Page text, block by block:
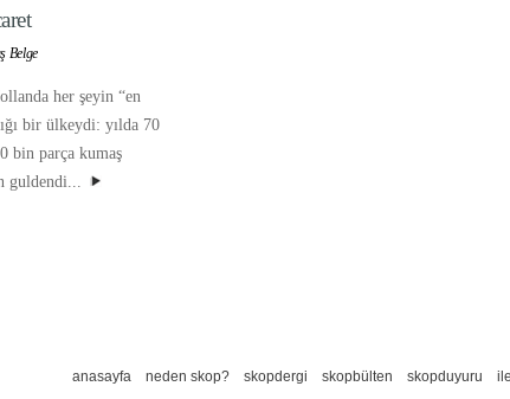
Belge
her şeyin “en
bir ülkeydi: yılda 70
bin parça kumaş
guldendi...
anasayfa neden skop? skopdergi skopbülten skopduyuru